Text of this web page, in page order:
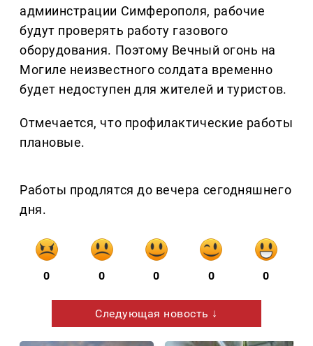
адмиинстрации Симферополя, рабочие
будут проверять работу газового
оборудования. Поэтому Вечный огонь на
Могиле неизвестного солдата временно
будет недоступен для жителей и туристов.
Отмечается, что профилактические работы
плановые.
Работы продлятся до вечера сегодняшнего
дня.
0 0 0 0 0
Следующая новость ↓